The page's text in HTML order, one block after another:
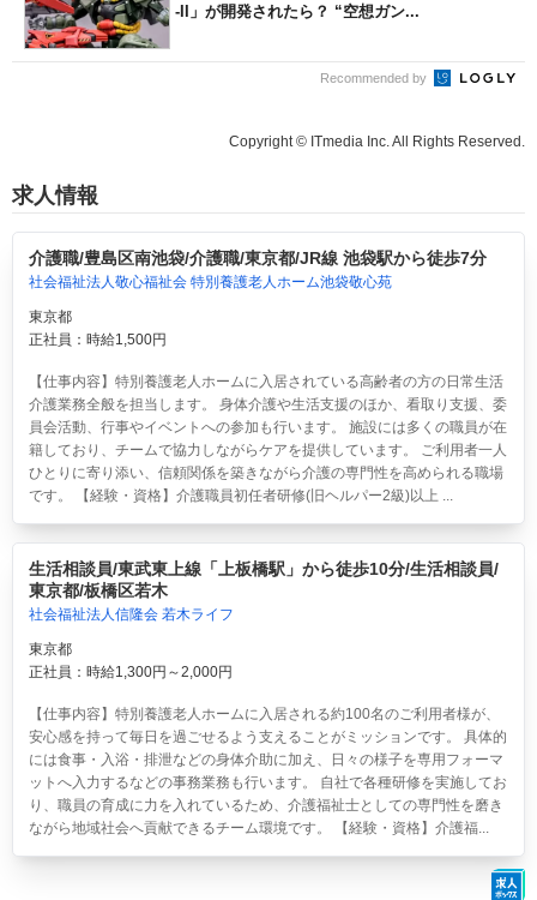
-II」が開発されたら？ “空想ガン...
Recommended by
Copyright © ITmedia Inc. All Rights Reserved.
求人情報
介護職/豊島区南池袋/介護職/東京都/JR線 池袋駅から徒歩7分
社会福祉法人敬心福祉会 特別養護老人ホーム池袋敬心苑
東京都
正社員：時給1,500円
【仕事内容】特別養護老人ホームに入居されている高齢者の方の日常生活
介護業務全般を担当します。 身体介護や生活支援のほか、看取り支援、委
員会活動、行事やイベントへの参加も行います。 施設には多くの職員が在
籍しており、チームで協力しながらケアを提供しています。 ご利用者一人
ひとりに寄り添い、信頼関係を築きながら介護の専門性を高められる職場
です。 【経験・資格】介護職員初任者研修(旧ヘルパー2級)以上 ...
生活相談員/東武東上線「上板橋駅」から徒歩10分/生活相談員/
東京都/板橋区若木
社会福祉法人信隆会 若木ライフ
東京都
正社員：時給1,300円～2,000円
【仕事内容】特別養護老人ホームに入居される約100名のご利用者様が、
安心感を持って毎日を過ごせるよう支えることがミッションです。 具体的
には食事・入浴・排泄などの身体介助に加え、日々の様子を専用フォーマ
ットへ入力するなどの事務業務も行います。 自社で各種研修を実施してお
り、職員の育成に力を入れているため、介護福祉士としての専門性を磨き
ながら地域社会へ貢献できるチーム環境です。 【経験・資格】介護福...